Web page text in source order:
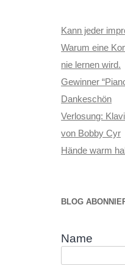
Kann jeder
Warum eine
nie lernen wird.
Gewinner
Dankeschön
Verlosung:
von Bobby Cyr
Hände warm
BLOG
Name